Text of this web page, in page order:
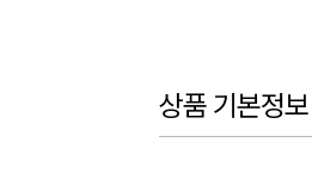
상품 기본정보